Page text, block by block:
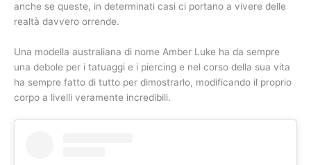
anche se queste, in determinati casi ci portano a vivere delle
realtà davvero orrende.
Una modella australiana di nome Amber Luke ha da sempre
una debole per i tatuaggi e i piercing e nel corso della sua vita
ha sempre fatto di tutto per dimostrarlo, modificando il proprio
corpo a livelli veramente incredibili.